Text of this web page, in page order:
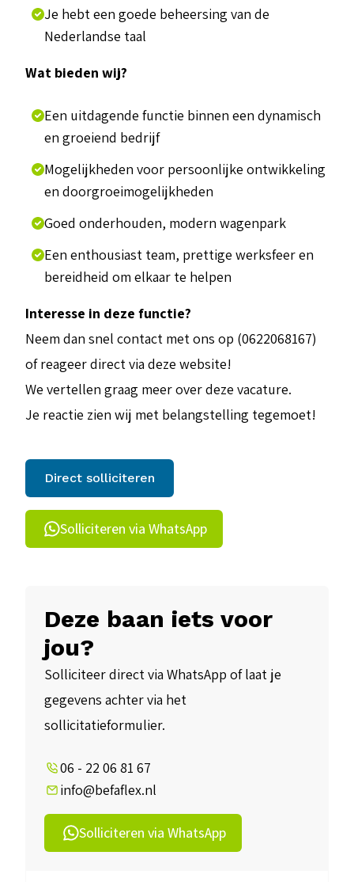
Je hebt een goede beheersing van de
Nederlandse taal
Wat bieden wij?
Een uitdagende functie binnen een dynamisch
en groeiend bedrijf
Mogelijkheden voor persoonlijke ontwikkeling
en doorgroeimogelijkheden
Goed onderhouden, modern wagenpark
Een enthousiast team, prettige werksfeer en
bereidheid om elkaar te helpen
Interesse in deze functie?
Neem dan snel contact met ons op (0622068167)
of reageer direct via deze website!
We vertellen graag meer over deze vacature.
Je reactie zien wij met belangstelling tegemoet!
Direct solliciteren
Solliciteren via WhatsApp
Deze baan iets voor
jou?
Solliciteer direct via WhatsApp of laat je
gegevens achter via het
sollicitatieformulier.
06 - 22 06 81 67
info@befaflex.nl
Solliciteren via WhatsApp